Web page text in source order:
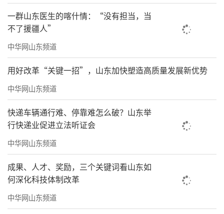
在土耳其埃斯基谢希尔，海尔欧洲的洗衣
机和厨电工厂凭借卓越的运营废物和可回收物
管理体系，荣获了零废物认证，成为土耳其首
批获得此项认证的制造商之一。位于意大利厄
尔巴岛的厨电工厂废物回收率达到98%，与202
1年相比下降了13%，再次印证了海尔欧洲对环
保事业的坚定承诺。
放眼海尔欧洲所有工厂，得益于对各个部
件及其他材料的细致分类和回收利用，整体回
收率已高达98%。这不仅体现了海尔欧洲在环
保领域的持续努力，更展现了其在实践中将可
持续发展理念落到实处的决心。
一群山东医生的喀什情：“没有担当，当
不了援疆人”
中华网山东频道
用好改革“关键一招”，山东加快塑造高质量发展新优势
中华网山东频道
快递车辆通行难、停靠难怎么破？山东举
行快递业促进立法听证会
中华网山东频道
成果、人才、奖励，三个关键词看山东如
何深化科技体制改革
中华网山东频道